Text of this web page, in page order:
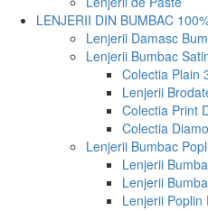
LENJERII DIN BUMBAC
Lenjerii Damasc
Lenjerii Bumbac
Colectia Plain
Lenjerii
Colectia Print
Colectia
Lenjerii Bumbac
Lenjerii
Lenjerii
Lenjerii Poplin